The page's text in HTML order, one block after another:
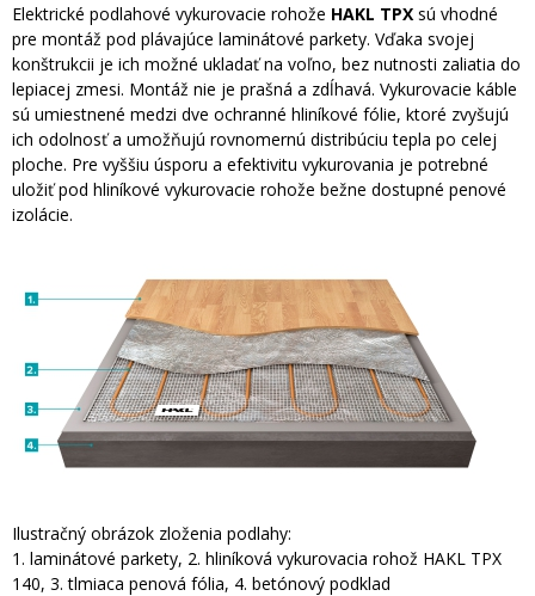
Elektrické podlahové vykurovacie rohože HAKL TPX sú vhodné
pre montáž pod plávajúce laminátové parkety. Vďaka svojej
konštrukcii je ich možné ukladať na voľno, bez nutnosti zaliatia do
lepiacej zmesi. Montáž nie je prašná a zdĺhavá. Vykurovacie káble
sú umiestnené medzi dve ochranné hliníkové fólie, ktoré zvyšujú
ich odolnosť a umožňujú rovnomernú distribúciu tepla po celej
ploche. Pre vyššiu úsporu a efektivitu vykurovania je potrebné
uložiť pod hliníkové vykurovacie rohože bežne dostupné penové
izolácie.
Ilustračný obrázok zloženia podlahy:
1. laminátové parkety, 2. hliníková vykurovacia rohož HAKL TPX
140, 3. tlmiaca penová fólia, 4. betónový podklad